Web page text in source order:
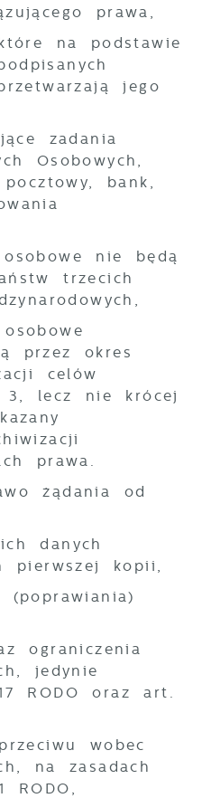
prawa,
na podstawie
jego
zadania
Osobowych,
bank,
nie będą
trzecich
przez okres
celów
3, lecz nie krócej
prawa.
żądania od
danych
pierwszej kopii,
ograniczenia
jedynie
RODO oraz art.
wobec
na zasadach
RODO,